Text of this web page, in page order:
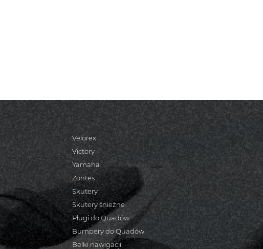
Velorex
Victory
Yamaha
Zontes
Skutery
Skutery śnieżne
Pługi do Quadów
Bumpery do Quadów
Belki nawigacji